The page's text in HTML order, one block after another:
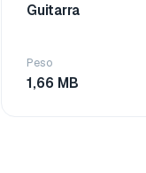
Guitarra
Peso
1,66 MB